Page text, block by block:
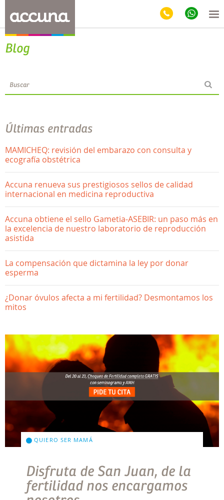
Blog
Últimas entradas
MAMICHEQ: revisión del embarazo con consulta y
ecografía obstétrica
Accuna renueva sus prestigiosos sellos de calidad
internacional en medicina reproductiva
Accuna obtiene el sello Gametia-ASEBIR: un paso más en
la excelencia de nuestro laboratorio de reproducción
asistida
La compensación que dictamina la ley por donar
esperma
¿Donar óvulos afecta a mi fertilidad? Desmontamos los
mitos
QUIERO SER MAMÁ
Disfruta de San Juan, de la
fertilidad nos encargamos